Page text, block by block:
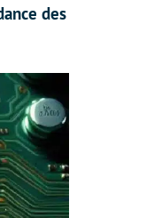
des